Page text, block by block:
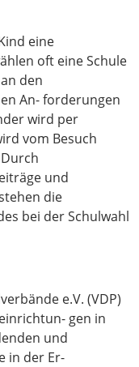
eine
oft eine Schule
den
An- forderungen
wird per
vom Besuch
und
die
bei der Schulwahl
e.V. (VDP)
gen in
und
in der Er-